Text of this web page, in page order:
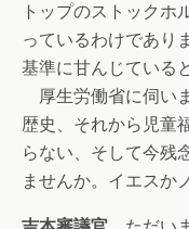
トップのストックホ
っているわけであり
基準に甘んじている
厚生労働省に伺い
歴史、それから児童
らない、そして今残
ませんか。イエスか